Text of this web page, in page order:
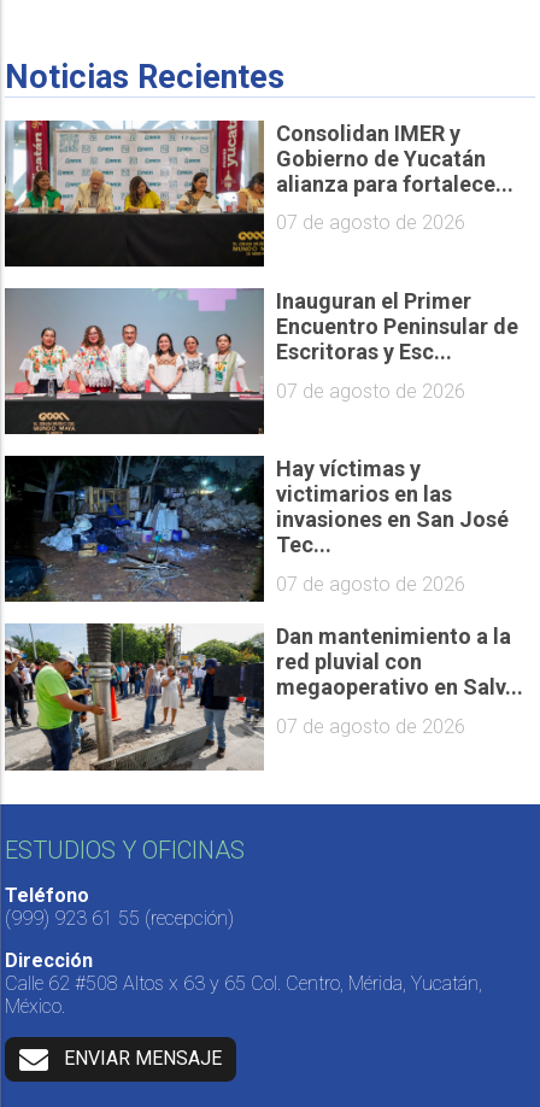
Noticias Recientes
Consolidan IMER y
Gobierno de Yucatán
alianza para fortalece...
07 de agosto de 2026
Inauguran el Primer
Encuentro Peninsular de
Escritoras y Esc...
07 de agosto de 2026
Hay víctimas y
victimarios en las
invasiones en San José
Tec...
07 de agosto de 2026
Dan mantenimiento a la
red pluvial con
megaoperativo en Salv...
07 de agosto de 2026
ESTUDIOS Y OFICINAS
Teléfono
(999) 923 61 55 (recepción)
Dirección
Calle 62 #508 Altos x 63 y 65 Col. Centro, Mérida, Yucatán,
México.
ENVIAR MENSAJE